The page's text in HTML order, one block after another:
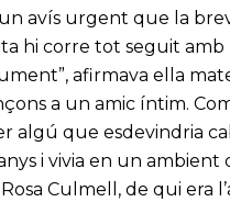
avís urgent que la
hi corre tot seguit amb
afirmava ella
a un amic íntim.
que esdevindria
i vivia en un ambient
Culmell, de qui era